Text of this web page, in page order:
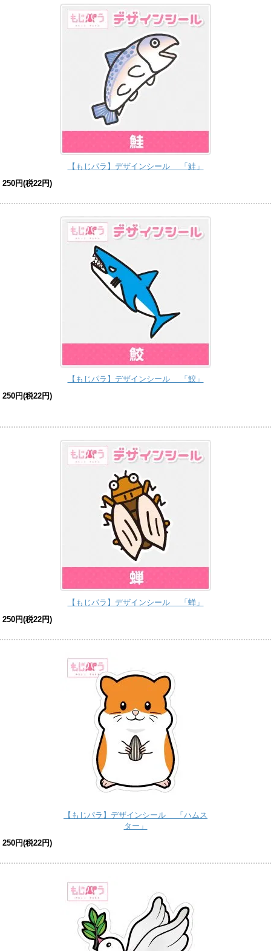
【もじパラ】デザインシール 「鮭」
250円(税22円)
【もじパラ】デザインシール 「鮫」
250円(税22円)
【もじパラ】デザインシール 「蝉」
250円(税22円)
【もじパラ】デザインシール 「ハムス
ター」
250円(税22円)